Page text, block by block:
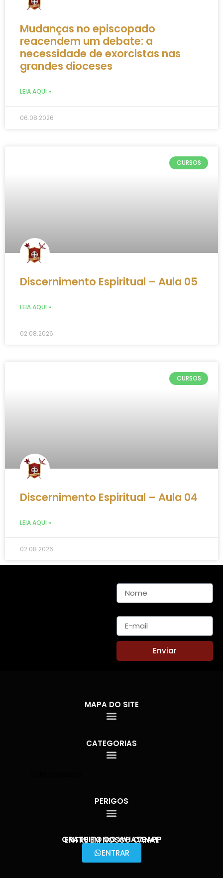
Mudanças no episcopado
reacendem um debate: a
necessidade de exorcistas nas
grandes dioceses
LEIA AQUI »
06.08.2026
CURSOS
Discernimento Espiritual – Aula 05
LEIA AQUI »
02.08.2026
CURSOS
Discernimento Espiritual – Aula 04
LEIA AQUI »
02.08.2026
Enviar
MAPA DO SITE
CATEGORIAS
PERIGOS
ENTRE EM NOSSO CANAL
GRATUITO DO WHATSAPP
ENTRAR